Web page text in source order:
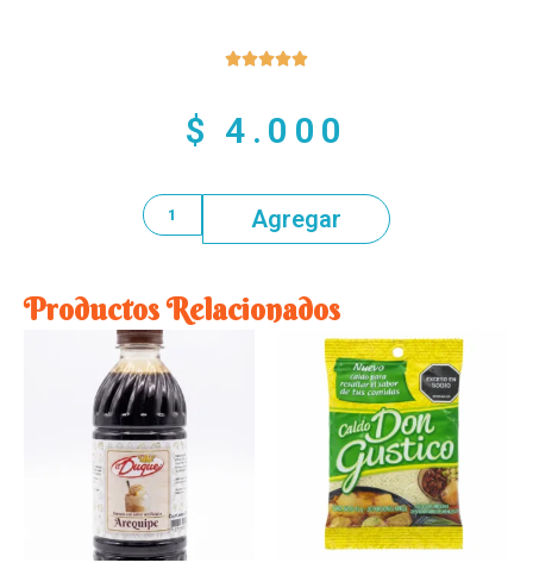

$ 4.000
Agregar
Productos Relacionados